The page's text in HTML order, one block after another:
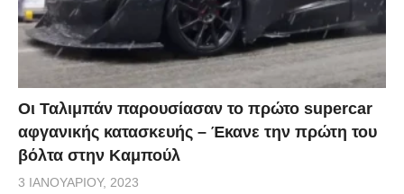
Οι Ταλιμπάν παρουσίασαν το πρώτο supercar
αφγανικής κατασκευής – Έκανε την πρώτη του
βόλτα στην Καμπούλ
3 ΙΑΝΟΥΑΡΊΟΥ, 2023